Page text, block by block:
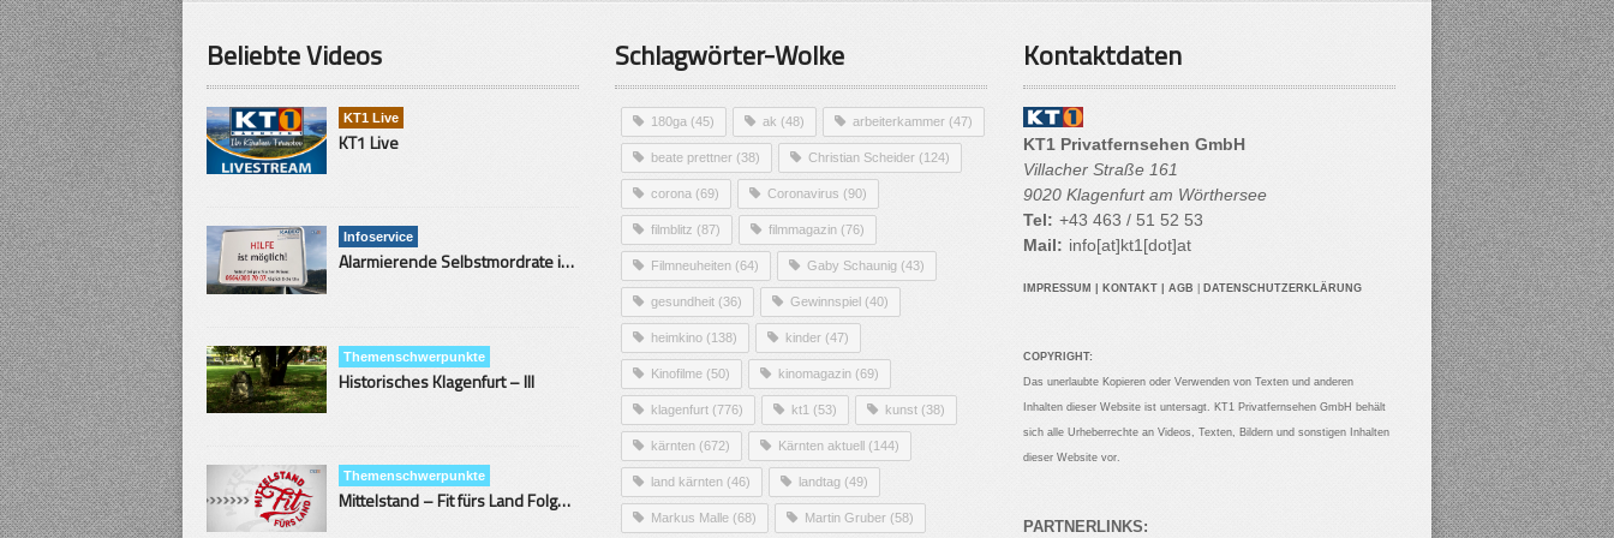
Beliebte Videos
KT1 Live
KT1 Live
Infoservice
Alarmierende Selbstmordrate in Kärnten
Themenschwerpunkte
Historisches Klagenfurt – III
Themenschwerpunkte
Mittelstand – Fit fürs Land Folge 9- Konditor
Schlagwörter-Wolke
180ga (45) ak (48) arbeiterkammer (47)
beate prettner (38) Christian Scheider (124)
corona (69) Coronavirus (90)
filmblitz (87) filmmagazin (76)
Filmneuheiten (64) Gaby Schaunig (43)
gesundheit (36) Gewinnspiel (40)
heimkino (138) kinder (47)
Kinofilme (50) kinomagazin (69)
klagenfurt (776) kt1 (53) kunst (38)
kärnten (672) Kärnten aktuell (144)
land kärnten (46) landtag (49)
Markus Malle (68) Martin Gruber (58)
Kontaktdaten
KT1 Privatfernsehen GmbH
Villacher Straße 161
9020 Klagenfurt am Wörthersee
Tel: +43 463 / 51 52 53
Mail: info[at]kt1[dot]at
IMPRESSUM KONTAKT AGB DATENSCHUTZERKLÄRUNG
COPYRIGHT:
Das unerlaubte Kopieren oder Verwenden von Texten und anderen
Inhalten dieser Website ist untersagt. KT1 Privatfernsehen GmbH behält
sich alle Urheberrechte an Videos, Texten, Bildern und sonstigen Inhalten
dieser Website vor.
PARTNERLINKS: